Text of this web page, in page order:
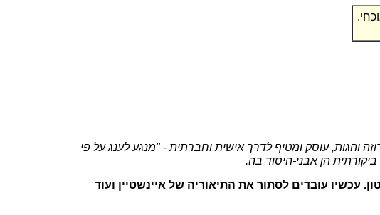
והגות, עוסק ומטיף לדרך אישית וחברתית - "מנגע לענג על פי
הן אבני-היסוד בה.
עכשיו עובדים לסתור את התיאוריה של איינשטיין ועוד